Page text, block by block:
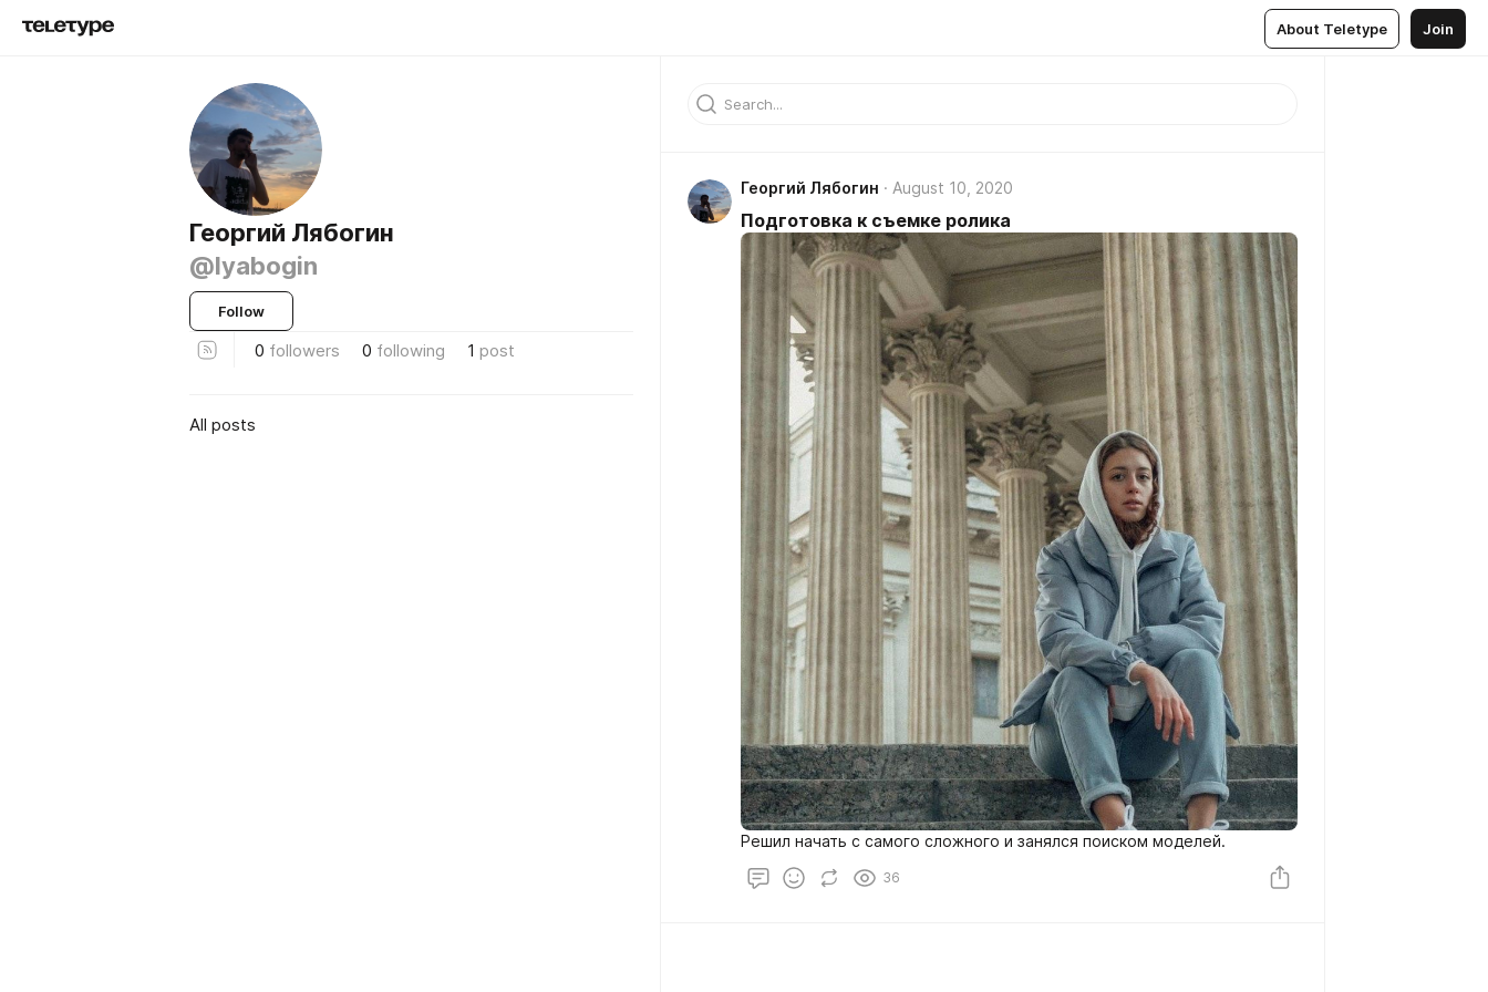
About Teletype Join
Георгий Лябогин
@lyabogin
Follow
0 followers 0 following 1 post
All posts
Георгий Лябогин August 10, 2020
Подготовка к съемке ролика
Решил начать с самого сложного и занялся поиском моделей.
36